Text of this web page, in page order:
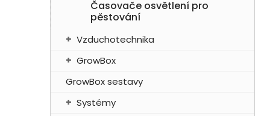
Časovače osvětlení pro
pěstování
Vzduchotechnika
GrowBox
GrowBox sestavy
Systémy